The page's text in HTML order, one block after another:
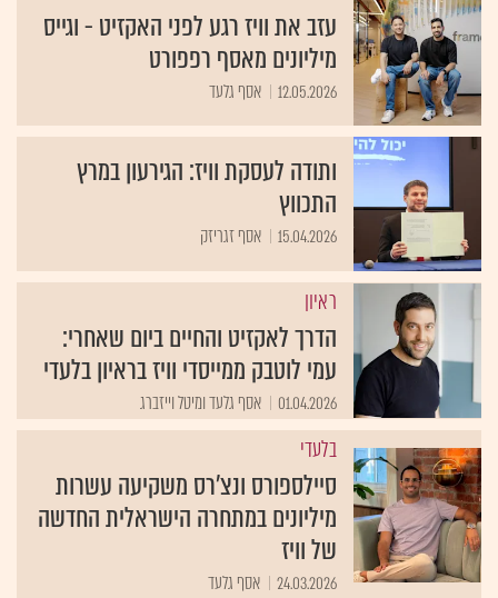
עזב את וויז רגע לפני האקזיט - וגייס
מיליונים מאסף רפפורט
12.05.2026 אסף גלעד
ותודה לעסקת וויז: הגירעון במרץ
התכווץ
15.04.2026 אסף זגריזק
ראיון
הדרך לאקזיט והחיים ביום שאחרי:
עמי לוטבק ממייסדי וויז בראיון בלעדי
01.04.2026 אסף גלעד ומיטל וייזברג
בלעדי
סיילספורס ונצ'רס משקיעה עשרות
מיליונים במתחרה הישראלית החדשה
של וויז
24.03.2026 אסף גלעד